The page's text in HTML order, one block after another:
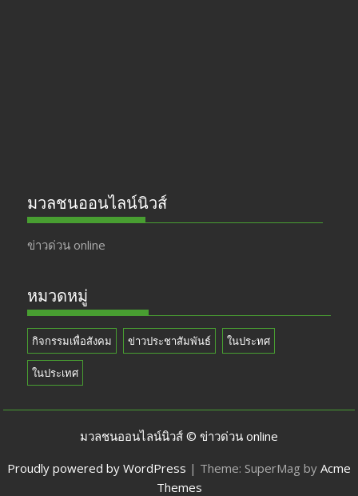
มวลชนออนไลน์นิวส์
ข่าวด่วน online
หมวดหมู่
กิจกรรมเพื่อสังคม ข่าวประชาสัมพันธ์ ในประทศ
ในประเทศ
มวลชนออนไลน์นิวส์ © ข่าวด่วน online
Proudly powered by WordPress | Theme: SuperMag by Acme
Themes